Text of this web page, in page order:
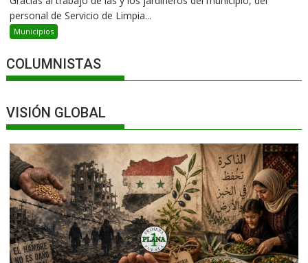
personal de Servicio de Limpia...
Municipios
COLUMNISTAS
VISIÓN GLOBAL